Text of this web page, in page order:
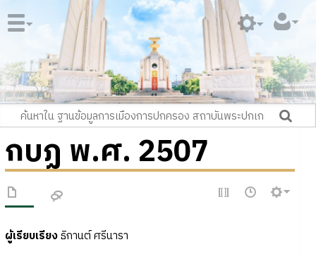
กบฏ พ.ศ. 2507
ผู้เรียบเรียงธิกานต์ ศรีนารา